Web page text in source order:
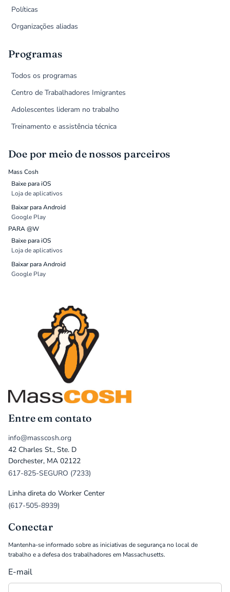
Políticas
Organizações aliadas
Programas
Todos os programas
Centro de Trabalhadores Imigrantes
Adolescentes lideram no trabalho
Treinamento e assistência técnica
Doe por meio de nossos parceiros
Mass Cosh
Baixe para iOS
Loja de aplicativos
Baixar para Android
Google Play
PARA @W
Baixe para iOS
Loja de aplicativos
Baixar para Android
Google Play
Entre em contato
info@masscosh.org
42 Charles St., Ste. D
Dorchester, MA 02122
617-825-SEGURO (7233)
Linha direta do Worker Center
(617-505-8939)
Conectar
Mantenha-se informado sobre as iniciativas de segurança no local de
trabalho e a defesa dos trabalhadores em Massachusetts.
E-mail